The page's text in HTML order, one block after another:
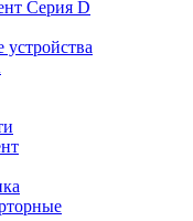
Серия D
устройства